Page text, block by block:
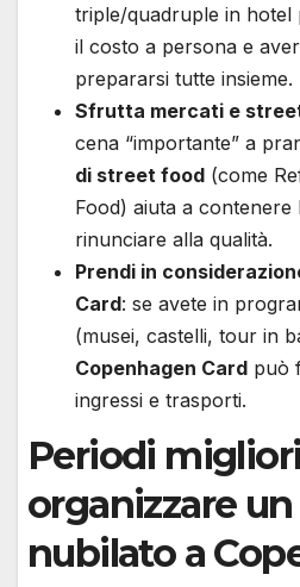
triple/quadruple in hotel
il costo a persona e
prepararsi tutte insieme.
Sfrutta mercati e
cena “importante” a
di street food (come
Food) aiuta a contenere
rinunciare alla qualità.
Prendi in
Card: se avete in
(musei, castelli, tour in
Copenhagen Card può
ingressi e trasporti.
Periodi
organizzare
nubilato a